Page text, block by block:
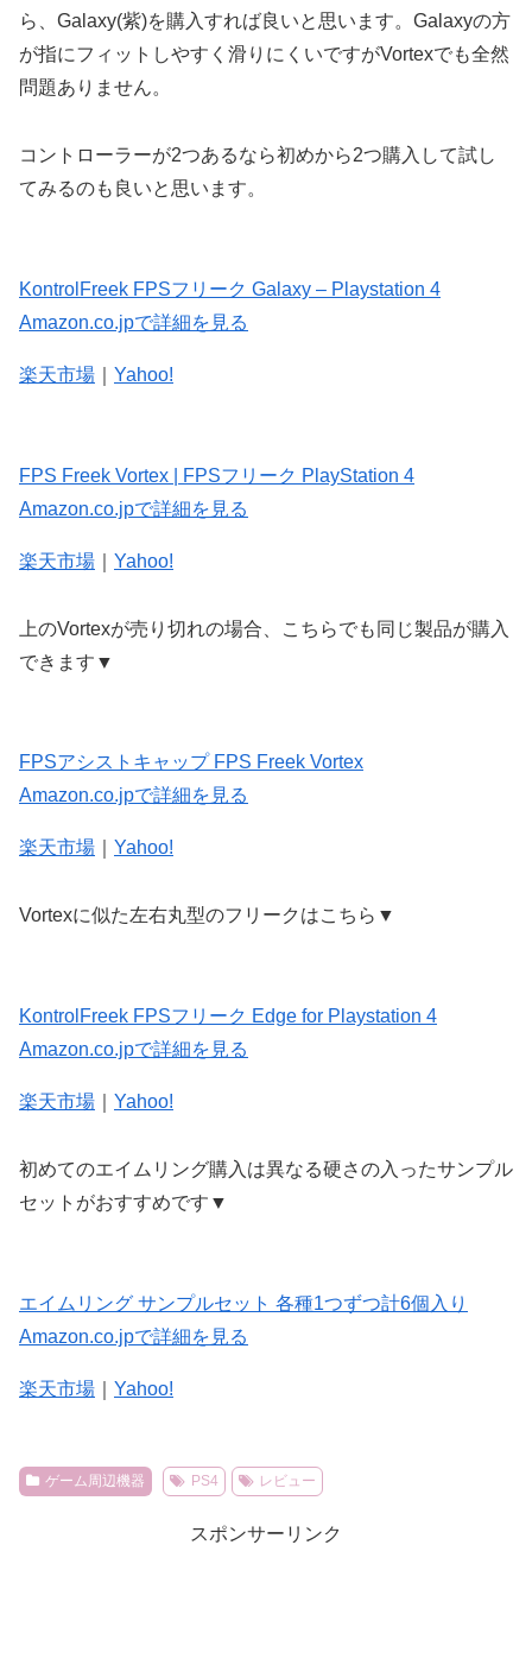
ら、Galaxy(紫)を購入すれば良いと思います。Galaxyの方
が指にフィットしやすく滑りにくいですがVortexでも全然
問題ありません。
コントローラーが2つあるなら初めから2つ購入して試し
てみるのも良いと思います。
KontrolFreek FPSフリーク Galaxy – Playstation 4
Amazon.co.jpで詳細を見る
楽天市場 Yahoo!
FPS Freek Vortex | FPSフリーク PlayStation 4
Amazon.co.jpで詳細を見る
楽天市場 Yahoo!
上のVortexが売り切れの場合、こちらでも同じ製品が購入
できます▼
FPSアシストキャップ FPS Freek Vortex
Amazon.co.jpで詳細を見る
楽天市場 Yahoo!
Vortexに似た左右丸型のフリークはこちら▼
KontrolFreek FPSフリーク Edge for Playstation 4
Amazon.co.jpで詳細を見る
楽天市場 Yahoo!
初めてのエイムリング購入は異なる硬さの入ったサンプル
セットがおすすめです▼
エイムリング サンプルセット 各種1つずつ計6個入り
Amazon.co.jpで詳細を見る
楽天市場 Yahoo!
ゲーム周辺機器 PS4 レビュー
スポンサーリンク